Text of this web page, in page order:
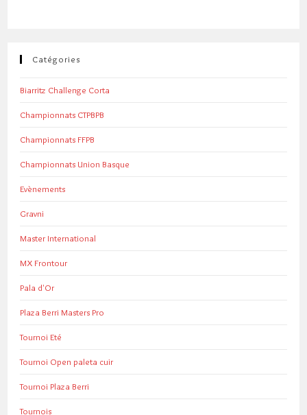
Catégories
Biarritz Challenge Corta
Championnats CTPBPB
Championnats FFPB
Championnats Union Basque
Evènements
Gravni
Master International
MX Frontour
Pala d'Or
Plaza Berri Masters Pro
Tournoi Eté
Tournoi Open paleta cuir
Tournoi Plaza Berri
Tournois